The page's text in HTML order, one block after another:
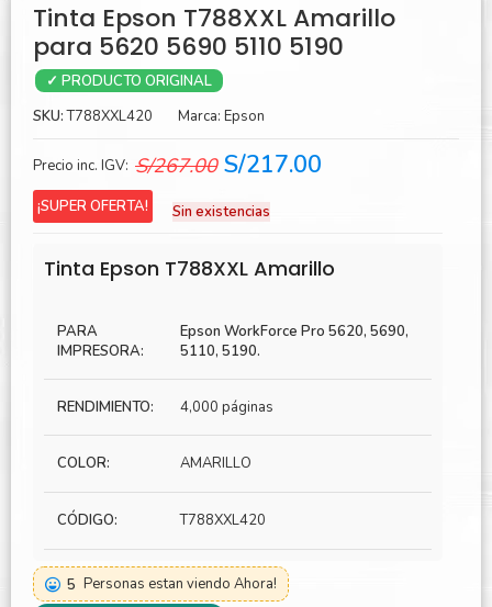
Tinta Epson T788XXL Amarillo
para 5620 5690 5110 5190
✓ PRODUCTO ORIGINAL
SKU:T788XXL420 Marca: Epson
Precio inc. IGV: S/267.00 El
original
S/267.00.
S/217.00
S/217.00.
¡SUPER OFERTA! Sin existencias
Tinta Epson T788XXL Amarillo
PARA
IMPRESORA:
Epson WorkForce Pro 5620, 5690,
5110, 5190.
RENDIMIENTO: 4,000 páginas
COLOR: AMARILLO
CÓDIGO: T788XXL420
5 Personas estan viendo Ahora!